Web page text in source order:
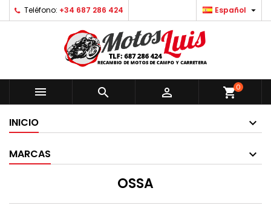
Teléfono: +34 687 286 424 Español 
   shopping_cart0
INICIO
MARCAS
OSSA